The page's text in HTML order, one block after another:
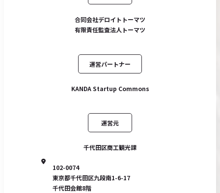
合同会社デロイトトーマツ
有限責任監査法人トーマツ
運営パートナー
KANDA Startup Commons
運営元
千代田区商工観光課
102-0074
東京都千代田区九段南1-6-17
千代田会館8階